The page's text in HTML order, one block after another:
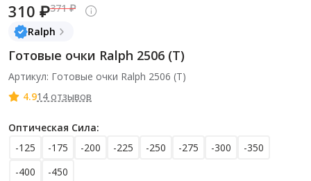
310 ₽371 ₽
Ralph
Готовые очки Ralph 2506 (Т)
Артикул: Готовые очки Ralph 2506 (Т)
4.914 отзывов
Оптическая Сила:
-125
-175 -200 -225 -250 -275 -300
-350
-400
-450